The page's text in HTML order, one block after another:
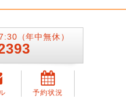
（年中無休）
予約状況